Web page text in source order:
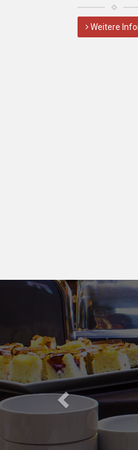
Weitere
Předchozí